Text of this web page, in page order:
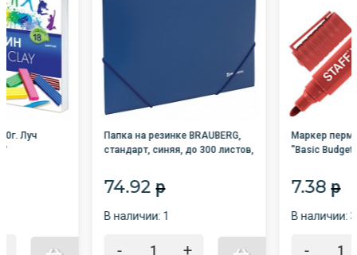
Луч
Папка на резинке BRAUBERG,
стандарт, синяя, до 300 листов,
74.92 p
В наличии: 1
- +
Маркер
"Basic Budget
3мм /12/
7.38 p
В наличии:
-